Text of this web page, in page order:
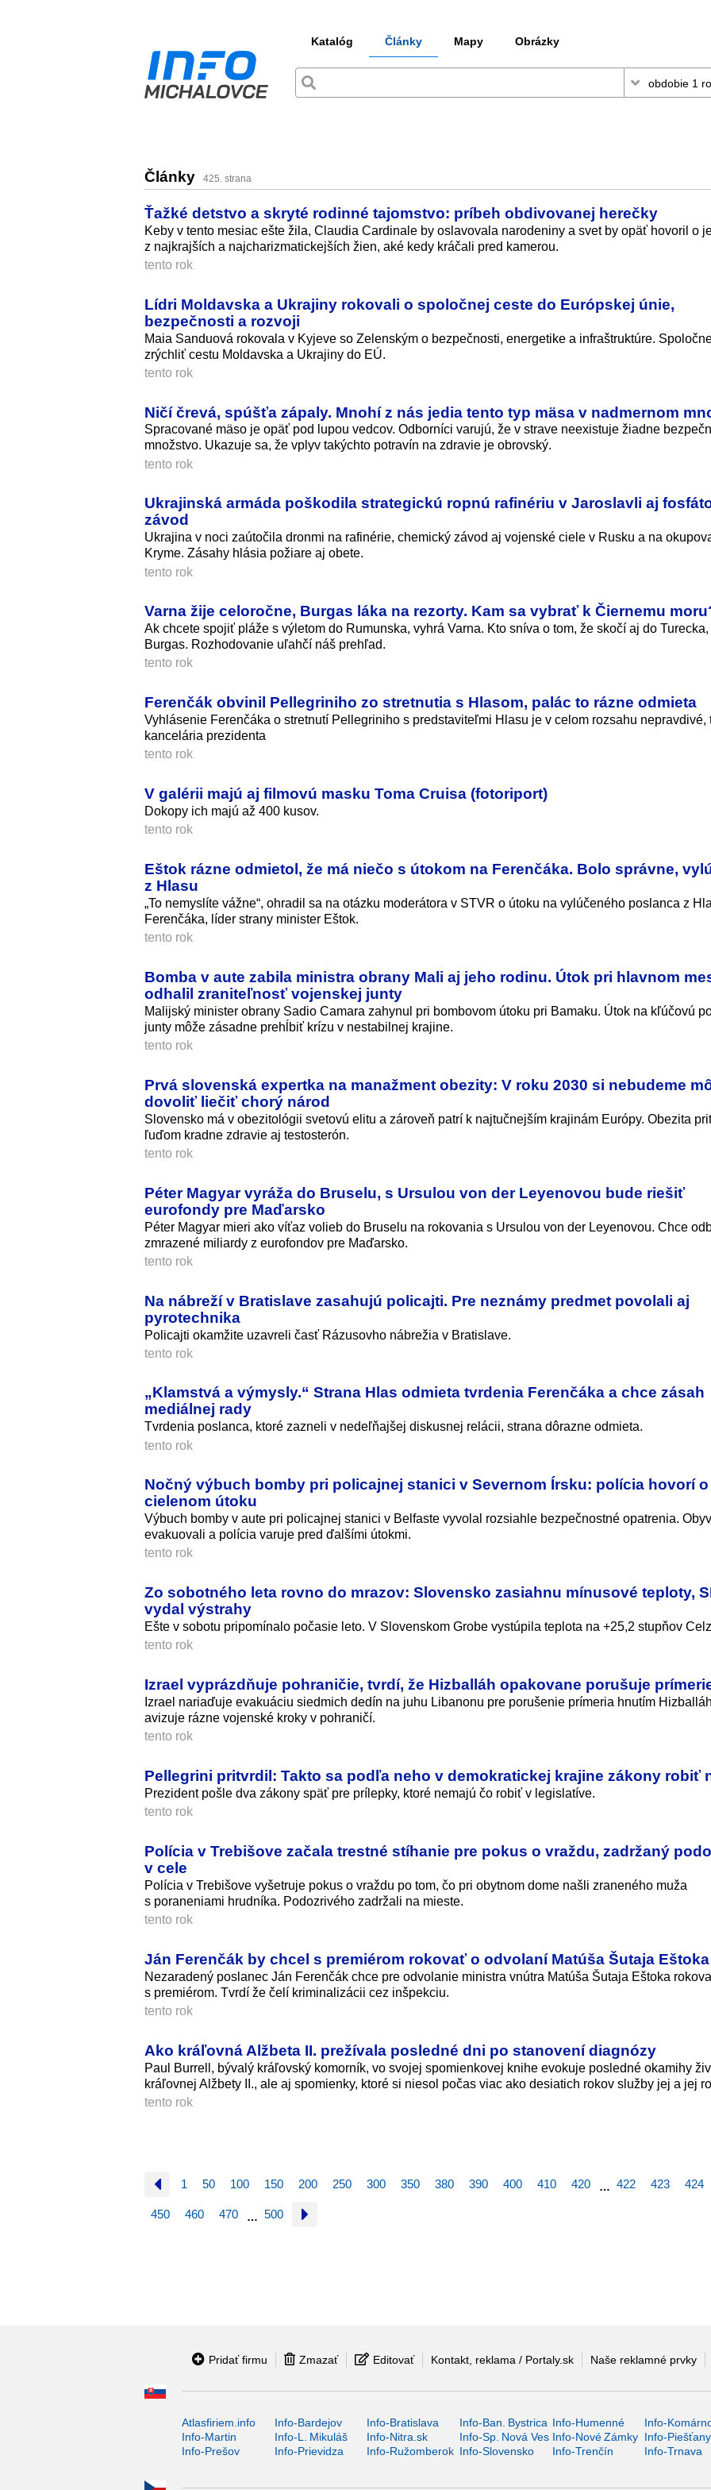
Katalóg Články Mapy Obrázky
Články 425. strana
Ťažké detstvo a skryté rodinné tajomstvo: príbeh obdivovanej herečky
Keby v tento mesiac ešte žila, Claudia Cardinale by oslavovala narodeniny a svet by opäť hovoril o
z najkrajších a najcharizmatic­kejších žien, aké kedy kráčali pred kamerou.
tento rok
Lídri Moldavska a Ukrajiny rokovali o spoločnej ceste do Európskej únie,
bezpečnosti a rozvoji
Maia Sanduová rokovala v Kyjeve so Zelenským o bezpečnosti, energetike a infraštruktúre.
zrýchliť cestu Moldavska a Ukrajiny do EÚ.
tento rok
Ničí črevá, spúšťa zápaly. Mnohí z nás jedia tento typ mäsa v nadmernom
Spracované mäso je opäť pod lupou vedcov. Odborníci varujú, že v strave neexistuje žiadne
množstvo. Ukazuje sa, že vplyv takýchto potravín na zdravie je obrovský.
tento rok
Ukrajinská armáda poškodila strategickú ropnú rafinériu v Jaroslavli aj
závod
Ukrajina v noci zaútočila dronmi na rafinérie, chemický závod aj vojenské ciele v Rusku a na
Kryme. Zásahy hlásia požiare aj obete.
tento rok
Varna žije celoročne, Burgas láka na rezorty. Kam sa vybrať k Čiernemu
Ak chcete spojiť pláže s výletom do Rumunska, vyhrá Varna. Kto sníva o tom, že skočí aj do
Burgas. Rozhodovanie uľahčí náš prehľad.
tento rok
Ferenčák obvinil Pellegriniho zo stretnutia s Hlasom, palác to rázne odmieta
Vyhlásenie Ferenčáka o stretnutí Pellegriniho s predstaviteľmi Hlasu je v celom rozsahu nepravdivé,
kancelária prezidenta
tento rok
V galérii majú aj filmovú masku Toma Cruisa (fotoriport)
Dokopy ich majú až 400 kusov.
tento rok
Eštok rázne odmietol, že má niečo s útokom na Ferenčáka. Bolo správne,
z Hlasu
„To nemyslíte vážne“, ohradil sa na otázku moderátora v STVR o útoku na vylúčeného poslanca z
Ferenčáka, líder strany minister Eštok.
tento rok
Bomba v aute zabila ministra obrany Mali aj jeho rodinu. Útok pri hlavnom
odhalil zraniteľnosť vojenskej junty
Malijský minister obrany Sadio Camara zahynul pri bombovom útoku pri Bamaku. Útok na kľúčovú
junty môže zásadne prehĺbiť krízu v nestabilnej krajine.
tento rok
Prvá slovenská expertka na manažment obezity: V roku 2030 si nebudeme
dovoliť liečiť chorý národ
Slovensko má v obezitológii svetovú elitu a zároveň patrí k najtučnejším krajinám Európy. Obezita
ľuďom kradne zdravie aj testosterón.
tento rok
Péter Magyar vyráža do Bruselu, s Ursulou von der Leyenovou bude riešiť
eurofondy pre Maďarsko
Péter Magyar mieri ako víťaz volieb do Bruselu na rokovania s Ursulou von der Leyenovou. Chce
zmrazené miliardy z eurofondov pre Maďarsko.
tento rok
Na nábreží v Bratislave zasahujú policajti. Pre neznámy predmet povolali aj
pyrotechnika
Policajti okamžite uzavreli časť Rázusovho nábrežia v Bratislave.
tento rok
„Klamstvá a výmysly.“ Strana Hlas odmieta tvrdenia Ferenčáka a chce zásah
mediálnej rady
Tvrdenia poslanca, ktoré zazneli v nedeľňajšej diskusnej relácii, strana dôrazne odmieta.
tento rok
Nočný výbuch bomby pri policajnej stanici v Severnom Írsku: polícia hovorí o
cielenom útoku
Výbuch bomby v aute pri policajnej stanici v Belfaste vyvolal rozsiahle bezpečnostné opatrenia.
evakuovali a polícia varuje pred ďalšími útokmi.
tento rok
Zo sobotného leta rovno do mrazov: Slovensko zasiahnu mínusové teploty,
vydal výstrahy
Ešte v sobotu pripomínalo počasie leto. V Slovenskom Grobe vystúpila teplota na +25,2 stupňov
tento rok
Izrael vyprázdňuje pohraničie, tvrdí, že Hizballáh opakovane porušuje
Izrael nariaďuje evakuáciu siedmich dedín na juhu Libanonu pre porušenie prímeria hnutím
avizuje rázne vojenské kroky v pohraničí.
tento rok
Pellegrini pritvrdil: Takto sa podľa neho v demokratickej krajine zákony robiť
Prezident pošle dva zákony späť pre prílepky, ktoré nemajú čo robiť v legislatíve.
tento rok
Polícia v Trebišove začala trestné stíhanie pre pokus o vraždu, zadržaný
v cele
Polícia v Trebišove vyšetruje pokus o vraždu po tom, čo pri obytnom dome našli zraneného muža
s poraneniami hrudníka. Podozrivého zadržali na mieste.
tento rok
Ján Ferenčák by chcel s premiérom rokovať o odvolaní Matúša Šutaja Eštoka
Nezaradený poslanec Ján Ferenčák chce pre odvolanie ministra vnútra Matúša Šutaja Eštoka
s premiérom. Tvrdí že čelí kriminalizácii cez inšpekciu.
tento rok
Ako kráľovná Alžbeta II. prežívala posledné dni po stanovení diagnózy
Paul Burrell, bývalý kráľovský komorník, vo svojej spomienkovej knihe evokuje posledné okamihy
kráľovnej Alžbety II., ale aj spomienky, ktoré si niesol počas viac ako desiatich rokov služby jej a jej
tento rok
1 50 100 150 200 250 300 350 380 390 400 410 420 … 422 423 424
450 460 470 … 500
Pridať firmu Zmazať Editovať Kontakt, reklama / Portaly.sk Naše reklamné prvky
Atlasfiriem.info Info-Bardejov Info-Bratislava Info-Ban. Bystrica Info-Humenné Info-
Info-Martin
Info-L. Mikuláš Info-Nitra.sk Info-Sp. Nová Ves Info-Nové Zámky Info-Piešťany
Info-Prešov
Info-Prievidza Info-Ružomberok Info-Slovensko Info-Trenčín Info-Trnava